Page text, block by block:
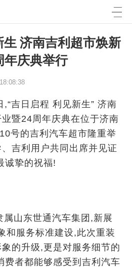
济南吉利超市焕新
年庆典举行
吉日启程 利见新生” 济南
暨24周年庆典在位于济南
号的吉利汽车超市隆重举
吉利用户共同出席并见证
诚挚的祝福!
属山东世通汽车集团,新展
和服务标准建设,此次重装
的升级,更是对服务细节的
费者都能够感受到吉利汽车